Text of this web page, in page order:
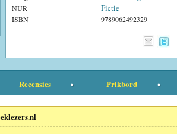
NUR Fictie
ISBN 9789062492329
Recensies Prikbord